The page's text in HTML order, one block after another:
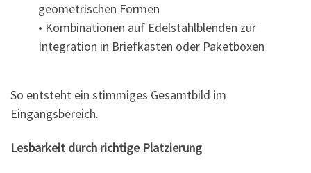
geometrischen Formen
• Kombinationen auf Edelstahlblenden zur
Integration in Briefkästen oder Paketboxen
So entsteht ein stimmiges Gesamtbild im
Eingangsbereich.
Lesbarkeit durch richtige Platzierung